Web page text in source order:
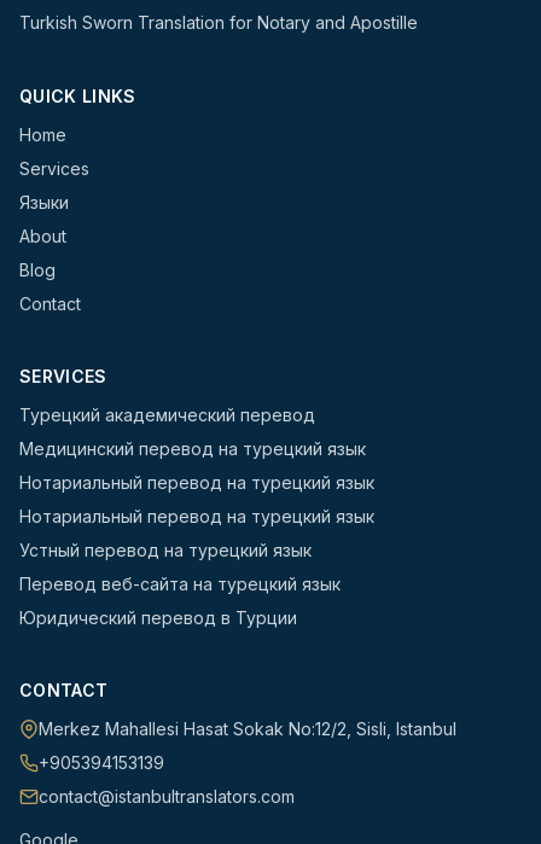
Turkish Sworn Translation for Notary and Apostille
QUICK LINKS
Home
Services
Языки
About
Blog
Contact
SERVICES
Турецкий академический перевод
Медицинский перевод на турецкий язык
Нотариальный перевод на турецкий язык
Нотариальный перевод на турецкий язык
Устный перевод на турецкий язык
Перевод веб-сайта на турецкий язык
Юридический перевод в Турции
CONTACT
Merkez Mahallesi Hasat Sokak No:12/2 Sisli Istanbul
+905394153139
contact@istanbultranslators.com
Google